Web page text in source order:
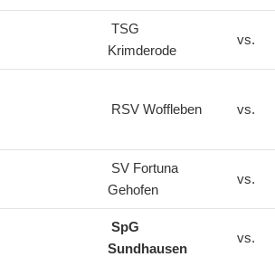
TSG
Krimderode
vs.
RSV Woffleben vs.
SV Fortuna
Gehofen
vs.
SpG
Sundhausen
vs.